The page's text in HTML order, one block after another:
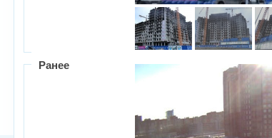
Ранее